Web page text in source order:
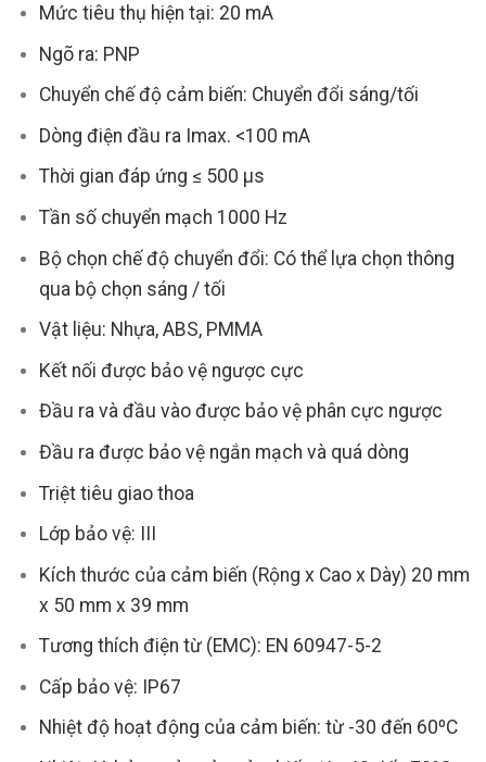
Mức tiêu thụ hiện tại: 20 mA
Ngõ ra: PNP
Chuyển chế độ cảm biến: Chuyển đổi sáng/tối
Dòng điện đầu ra Imax. <100 mA
Thời gian đáp ứng ≤ 500 µs
Tần số chuyển mạch 1000 Hz
Bộ chọn chế độ chuyển đổi: Có thể lựa chọn thông
qua bộ chọn sáng / tối
Vật liệu: Nhựa, ABS, PMMA
Kết nối được bảo vệ ngược cực
Đầu ra và đầu vào được bảo vệ phân cực ngược
Đầu ra được bảo vệ ngắn mạch và quá dòng
Triệt tiêu giao thoa
Lớp bảo vệ: III
Kích thước của cảm biến (Rộng x Cao x Dày) 20 mm
x 50 mm x 39 mm
Tương thích điện từ (EMC): EN 60947-5-2
Cấp bảo vệ: IP67
Nhiệt độ hoạt động của cảm biến: từ -30 đến 60ºC